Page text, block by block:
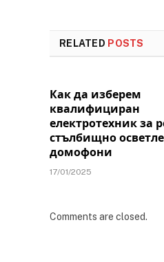
RELATED POSTS
Как да изберем
квалифициран
електротехник за
стълбищно
домофони
17/01/2025
Comments are closed.